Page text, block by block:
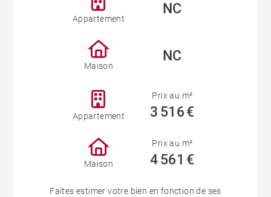
Appartement
NC
Maison
NC
Appartement
Prix au m²
3 516 €
Maison
Prix au m²
4 561 €
Faites estimer votre bien en fonction de ses